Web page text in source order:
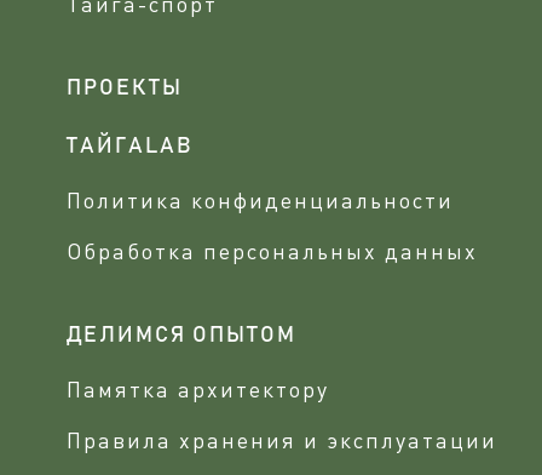
ПРОЕКТЫ
ТАЙГАLAB
Политика конфиденциальности
Обработка персональных данных
ДЕЛИМСЯ ОПЫТОМ
Памятка архитектору
Правила хранения и эксплуатации